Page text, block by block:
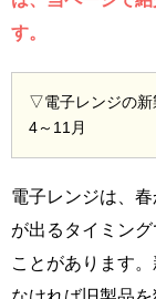
す。
▽電子レンジの新
4～11月
電子レンジは、
が出るタイミン
ことがあります